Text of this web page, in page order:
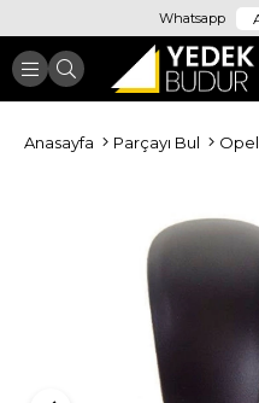
Whatsapp
Anasayfa Parçayı Bul Opel